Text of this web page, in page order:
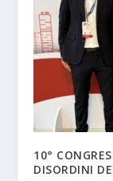
10°
DISORDINI